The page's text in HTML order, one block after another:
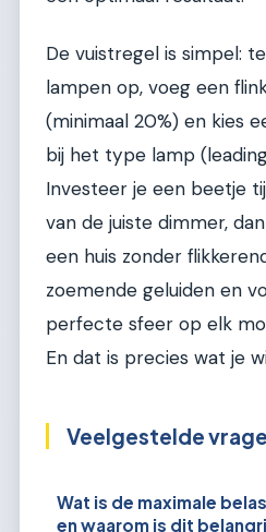
De vuistregel is simpel:
lampen op, voeg een
(minimaal 20%) en kies
bij het type lamp
Investeer je een beetje
van de juiste dimmer,
een huis zonder
zoemende geluiden en
perfecte sfeer op elk
En dat is precies wat je
Veelgestelde
Wat is de maximale
en waarom is dit